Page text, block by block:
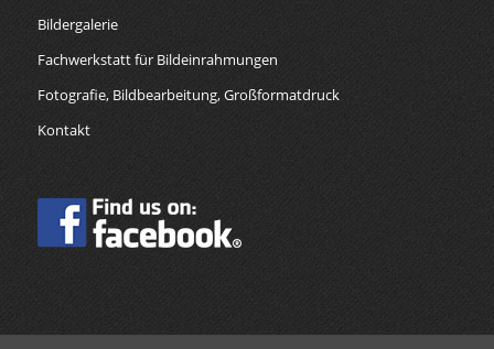
Bildergalerie
Fachwerkstatt für Bildeinrahmungen
Fotografie, Bildbearbeitung, Großformatdruck
Kontakt